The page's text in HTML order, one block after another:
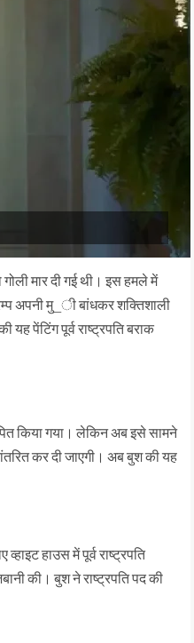
मार दी गई थी। इस हमले में
अपनी मु_ी बांधकर शक्तिशाली
पेंटिंग पूर्व राष्ट्रपति बराक
किया गया। लेकिन अब इसे सामने
कर दी जाएगी। अब बुश की यह
हाउस में पूर्व राष्ट्रपति
की। बुश ने राष्ट्रपति पद की